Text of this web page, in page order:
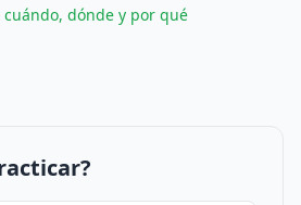
cuándo, dónde y por qué